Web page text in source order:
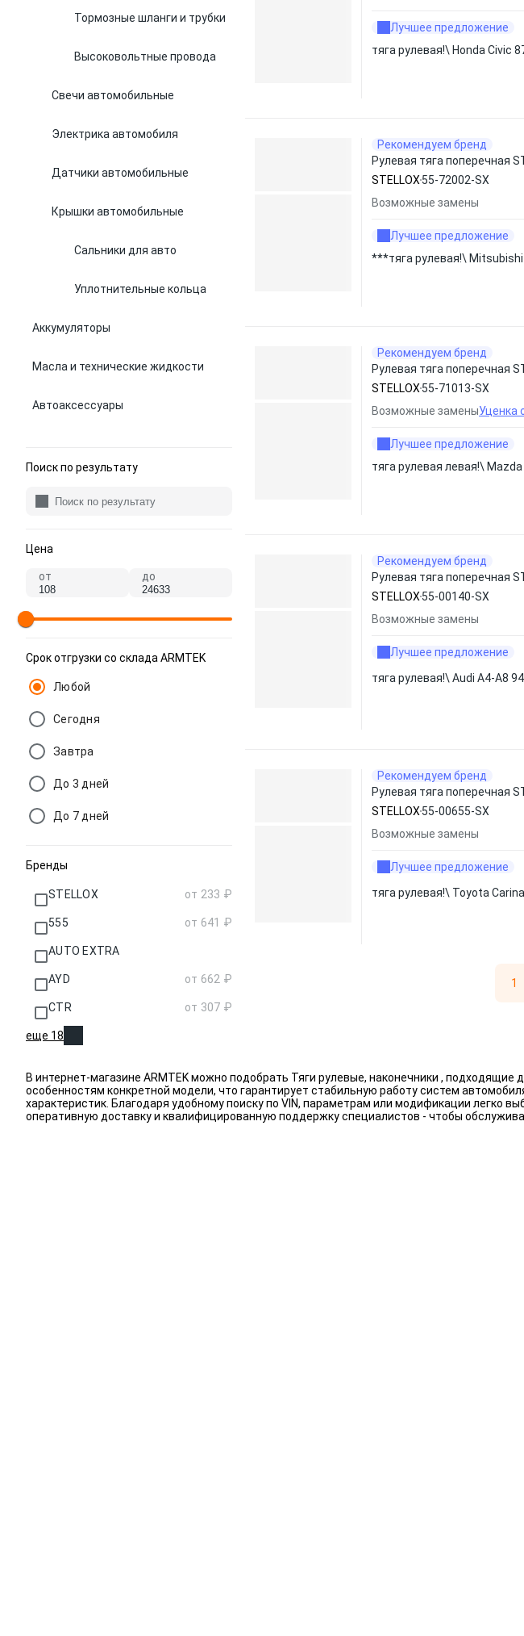
Тормозные шланги и трубки
Высоковольтные провода
Свечи автомобильные
Электрика автомобиля
Датчики автомобильные
Крышки автомобильные
Сальники для авто
Уплотнительные кольца
Аккумуляторы
Масла и технические жидкости
Автоаксессуары
Поиск по результату
Цена
от до
Срок отгрузки со склада ARMTEK
Любой
Сегодня
Завтра
До 3 дней
До 7 дней
Бренды
STELLOX от 233 ₽
555 от 641 ₽
AUTO EXTRA
AYD от 662 ₽
CTR от 307 ₽
еще 18
Лучшее предложение
тяга рулевая!\ Honda Civic
Рекомендуем бренд
Рулевая тяга поперечная
STELLOX 55-72002-SX
Возможные замены
Лучшее предложение
***тяга рулевая!\ Mitsubishi
Рекомендуем бренд
Рулевая тяга поперечная
STELLOX 55-71013-SX
Возможные заменыУценка
Лучшее предложение
тяга рулевая левая!\
Рекомендуем бренд
Рулевая тяга поперечная
STELLOX 55-00140-SX
Возможные замены
Лучшее предложение
тяга рулевая!\ Audi A4-A8
Рекомендуем бренд
Рулевая тяга поперечная
STELLOX 55-00655-SX
Возможные замены
Лучшее предложение
тяга рулевая!\ Toyota
1
В интернет-магазине ARMTEK можно подобрать Тяги рулевые, наконечники ,
особенностям конкретной модели, что гарантирует стабильную работу систем
характеристик. Благодаря удобному поиску по VIN, параметрам или модификации легко
оперативную доставку и квалифицированную поддержку специалистов - чтобы